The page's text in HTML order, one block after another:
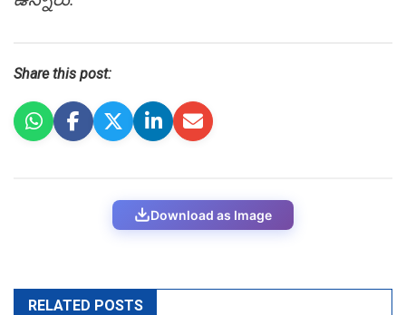
Share this post:
Download as Image
RELATED POSTS